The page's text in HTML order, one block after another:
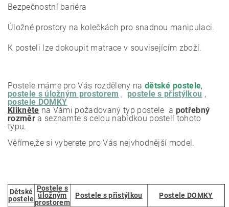
Bezpečnostní bariéra
Úložné prostory na kolečkách pro snadnou manipulaci.
K posteli lze dokoupit matrace v souvisejícím zboží.
Postele máme pro Vás rozděleny na dětské postele,
postele s úložným prostorem , postele s přistýlkou ,
postele DOMKY
Klikněte na Vámi požadovaný typ postele a potřebný
rozměra seznamte s celou nabídkou postelí tohoto
typu.
Věříme,že si vyberete pro Vás nejvhodnější model.
Dětské
postele
Postele s
úložným
prostorem
Postele s přistýlkou Postele DOMKY